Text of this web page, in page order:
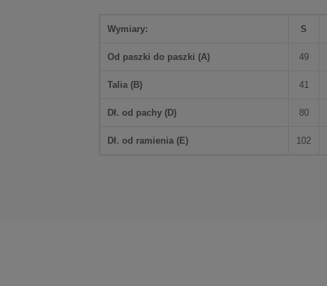
Wymiary: S
Od paszki do paszki (A) 49
Talia ( B) 41
Dł. od pachy ( D) 80
Dł. od ramienia ( E) 102